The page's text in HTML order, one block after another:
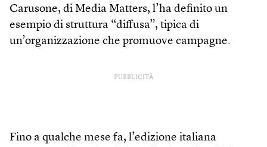
Carusone, di Media Matters, l’ha definito un
esempio di struttura “diffusa”, tipica di
un’organizzazione che promuove campagne.
PUBBLICITÀ
Fino a qualche mese fa, l’edizione italiana